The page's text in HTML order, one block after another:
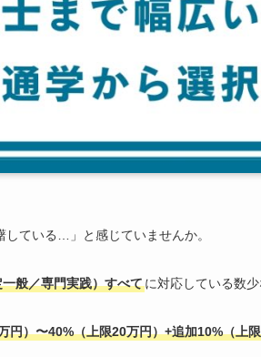
している…」と感じていませんか。
般／専門実践）すべてに対応している数
円）〜40%（上限20万円）+追加10%（上